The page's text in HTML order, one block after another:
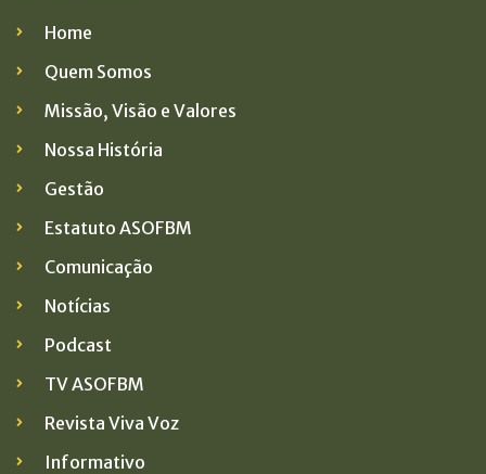
Home
Quem Somos
Missão, Visão e Valores
Nossa História
Gestão
Estatuto ASOFBM
Comunicação
Notícias
Podcast
TV ASOFBM
Revista Viva Voz
Informativo